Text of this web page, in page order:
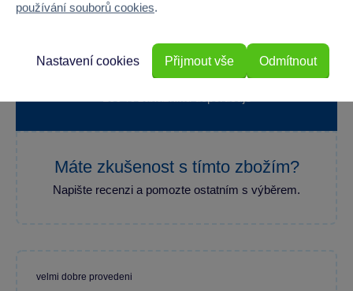
Průměr z 25 hodnocení
Máte zkušenost s tímto zbožím?
Napište recenzi a pomozte ostatním s výběrem.
velmi dobre provedeni
používání souborů cookies.
Odmítnout
Nastavení cookies Přijmout vše